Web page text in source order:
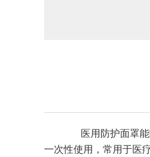
医用防护面罩能
一次性使用，常用于医